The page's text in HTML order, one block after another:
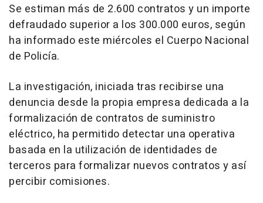
Se estiman más de 2.600 contratos y un importe
defraudado superior a los 300.000 euros, según
ha informado este miércoles el Cuerpo Nacional
de Policía.
La investigación, iniciada tras recibirse una
denuncia desde la propia empresa dedicada a la
formalización de contratos de suministro
eléctrico, ha permitido detectar una operativa
basada en la utilización de identidades de
terceros para formalizar nuevos contratos y así
percibir comisiones.